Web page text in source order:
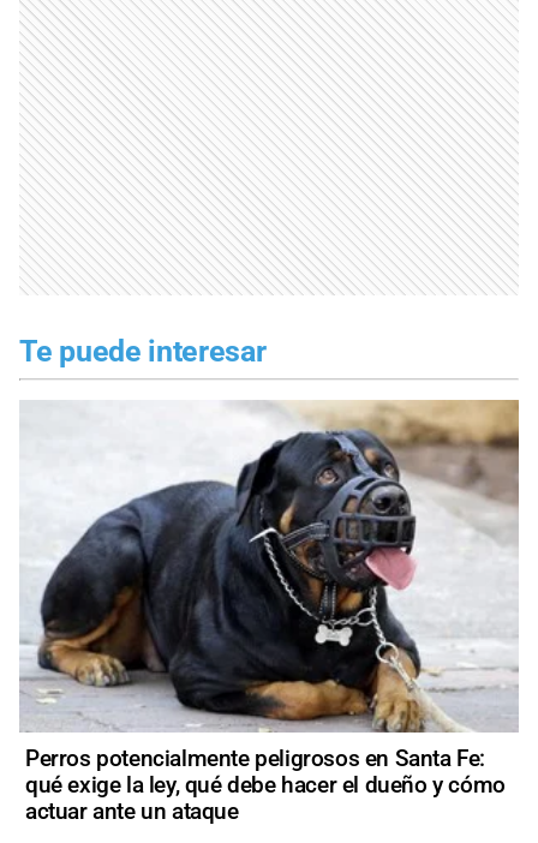
Te puede interesar
Perros potencialmente peligrosos en Santa Fe:
qué exige la ley, qué debe hacer el dueño y cómo
actuar ante un ataque